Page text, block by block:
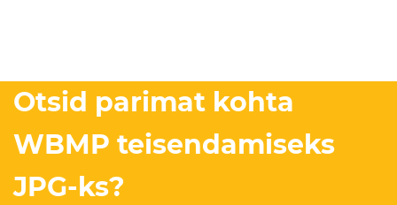
Otsid parimat kohta
WBMP teisendamiseks
JPG-ks?